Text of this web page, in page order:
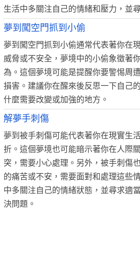
生活中多關注自己的情緒和壓力，並
夢到闖空門抓到小偷
夢到闖空門抓到小偷通常代表著你在
威脅或不安全，夢境中的小偷象徵著
為。這個夢境可能是提醒你要警惕周
損害。建議你在醒來後反思一下自己
什麼需要改變或加強的地方。
解夢手刺傷
夢到被手刺傷可能代表著你在現實生
折。這個夢境也可能暗示著你在人際
突，需要小心處理。另外，被手刺傷
的痛苦或不安，需要面對和處理這些
中多關注自己的情緒狀態，並尋求適
決問題。